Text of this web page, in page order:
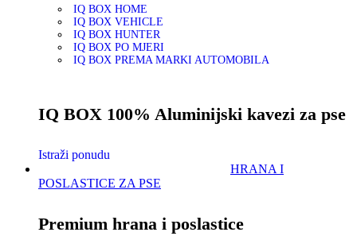
IQ BOX HOME
IQ BOX VEHICLE
IQ BOX HUNTER
IQ BOX PO MJERI
IQ BOX PREMA MARKI AUTOMOBILA
IQ BOX 100% Aluminijski kavezi za pse
Istraži ponudu
HRANA I
POSLASTICE ZA PSE
Premium hrana i poslastice